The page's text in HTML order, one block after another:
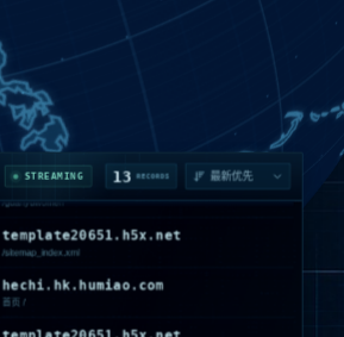
STREAMING 13 RECORDS
20651.h5x.net
/sitemap_index.xml
hechi.hk.humiao.com
/guanyuwomen
template20651.h5x.net
hechi.hk.humiao.com
template20651.h5x.net